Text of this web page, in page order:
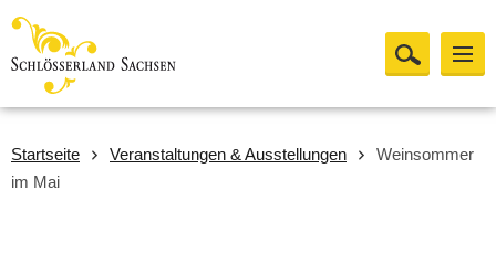
Startseite Veranstaltungen & Ausstellungen
Weinsommer
im Mai